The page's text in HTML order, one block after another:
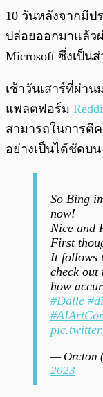
10 วันหลังจากมีป
ปล่อยออกมาแล้วผ่
Microsoft ซึ่งเป็น
เช้าวันเสาร์ที่ผ่าน
แพลตฟอร์ม
สามารถในการตี
อย่างเป็นได้ชัดบน
So Bing
now!
Nice and
First
It follows
check out
how
#Dalle
— Orcton
2023